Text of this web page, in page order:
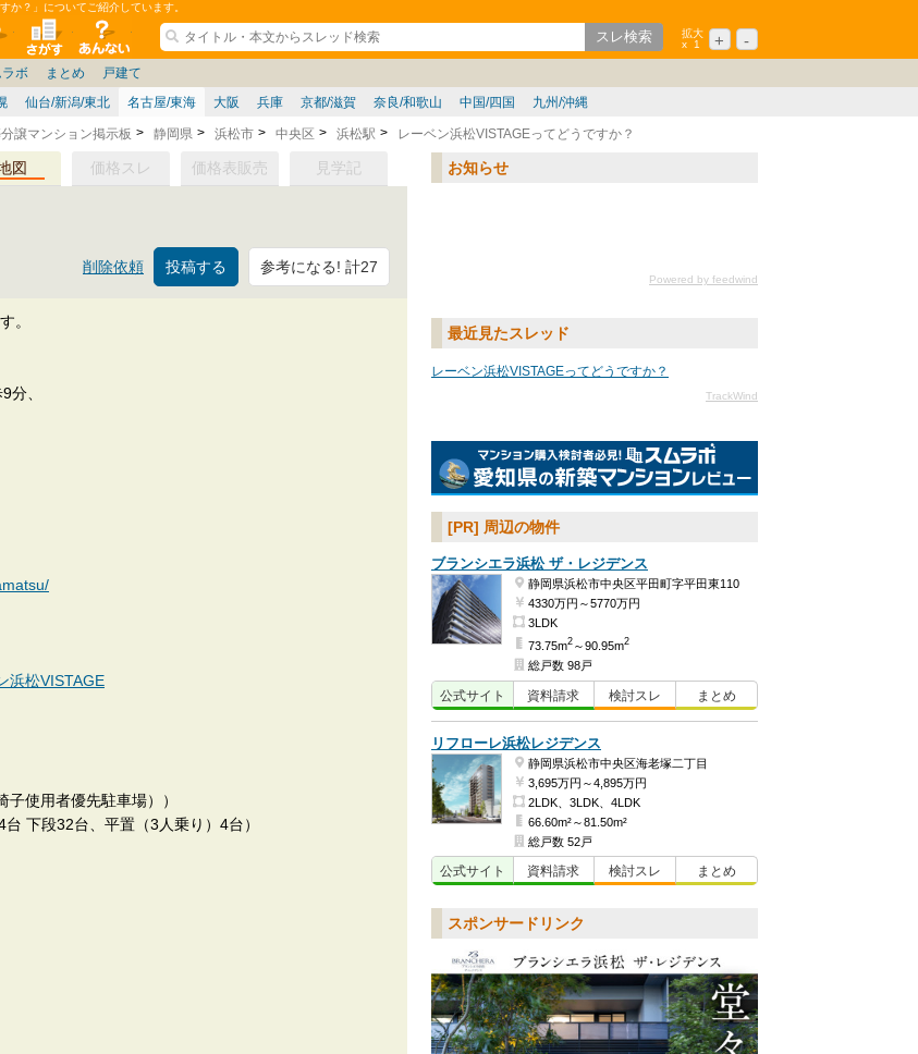
か？」についてご紹介しています。
ュニティ
全掲示板 物件検索 サイトについて
拡大
x
1 + -
仙台/新潟/東北 名古屋/東海 大阪 兵庫 京都/滋賀 奈良/和歌山 中国/四国 九州/沖縄
海 大阪/兵庫/京都/関西
住宅質問 管理会社/組合
ュース 個人取引 政治
ノウハウ 東京都 神奈川県
ラボ まとめ
福岡県 戸建て
譲マンション掲示板 静岡県 浜松市 中央区 浜松駅 レーベン浜松VISTAGEってどうですか？
図 価格スレ 価格表販売 見学記
削除依頼 参考になる! 計27
。
分、
浜松VISTAGE
使用者優先駐車場））
下段32台、平置（3人乗り）4台）
お知らせ
Powered by feedwind
最近見たスレッド
レーベン浜松VISTAGEってどうですか？
TrackWind
[PR] 周辺の物件
ブランシエラ浜松 ザ・レジデンス
静岡県浜松市中央区平田町字平田東110
4330万円～5770万円
3LDK
73.75m2 ～90.95m2
総戸数 98戸
公式サイト 資料請求 検討スレ まとめ
リフローレ浜松レジデンス
静岡県浜松市中央区海老塚二丁目
3,695万円～4,895万円
2LDK、3LDK、4LDK
66.60m²～81.50m²
総戸数 52戸
公式サイト 資料請求 検討スレ まとめ
スポンサードリンク